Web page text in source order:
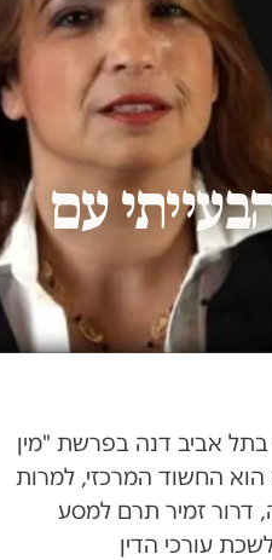
עם
אביב דנה בפרשת "מין
הוא החשוד המרכזי, למרות
דרור זמיר תרם למסע
עורכי הדין